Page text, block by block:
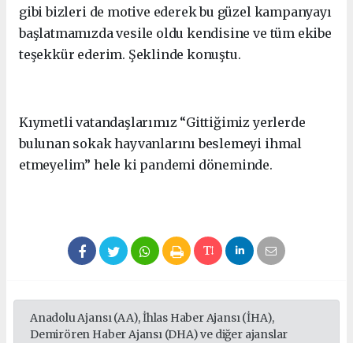
gibi bizleri de motive ederek bu güzel kampanyayı
başlatmamızda vesile oldu kendisine ve tüm ekibe
teşekkür ederim. Şeklinde konuştu.
Kıymetli vatandaşlarımız “Gittiğimiz yerlerde
bulunan sokak hayvanlarını beslemeyi ihmal
etmeyelim” hele ki pandemi döneminde.
Anadolu Ajansı (AA), İhlas Haber Ajansı (İHA),
Demirören Haber Ajansı (DHA) ve diğer ajanslar